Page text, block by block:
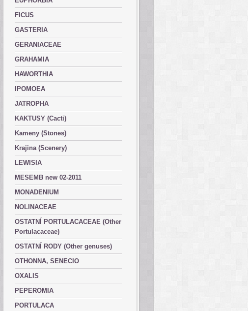
FICUS
GASTERIA
GERANIACEAE
GRAHAMIA
HAWORTHIA
IPOMOEA
JATROPHA
KAKTUSY (Cacti)
Kameny (Stones)
Krajina (Scenery)
LEWISIA
MESEMB new 02-2011
MONADENIUM
NOLINACEAE
OSTATNÍ PORTULACACEAE (Other
Portulacaceae)
OSTATNÍ RODY (Other genuses)
OTHONNA, SENECIO
OXALIS
PEPEROMIA
PORTULACA